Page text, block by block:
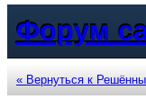
Форум
« Вернуться к